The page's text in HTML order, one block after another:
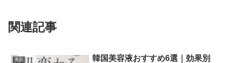
関連記事
美容
韓国美容液おすすめ6選｜効果別